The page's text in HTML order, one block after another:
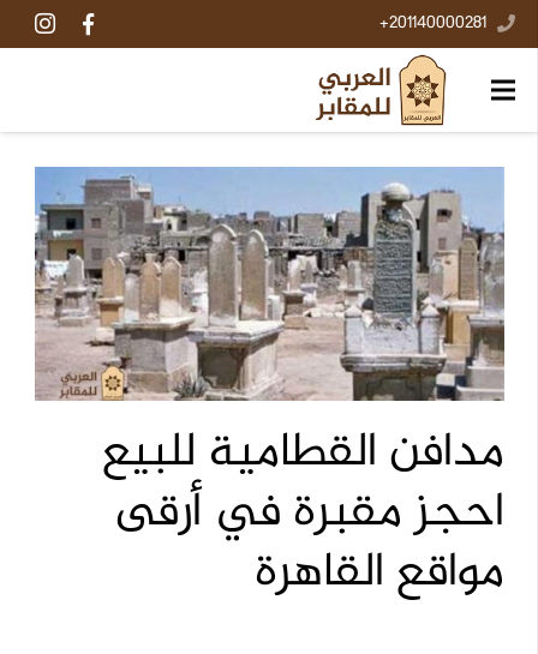
201140000281+
مدافن القطامية للبيع
احجز مقبرة في أرقى
مواقع القاهرة